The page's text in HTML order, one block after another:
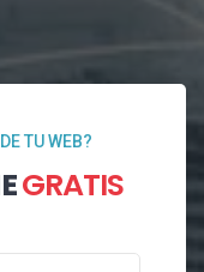
TU WEB?
GRATIS